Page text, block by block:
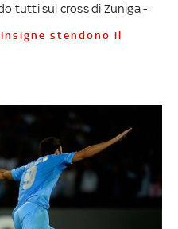
tutti sul cross di Zuniga -